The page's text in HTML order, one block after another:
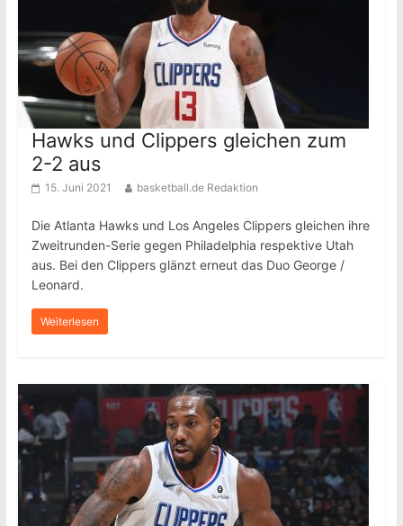
Hawks und Clippers gleichen zum
2-2 aus
15. Juni 2021 basketball.de Redaktion
Die Atlanta Hawks und Los Angeles Clippers gleichen ihre
Zweitrunden-Serie gegen Philadelphia respektive Utah
aus. Bei den Clippers glänzt erneut das Duo George /
Leonard.
Weiterlesen